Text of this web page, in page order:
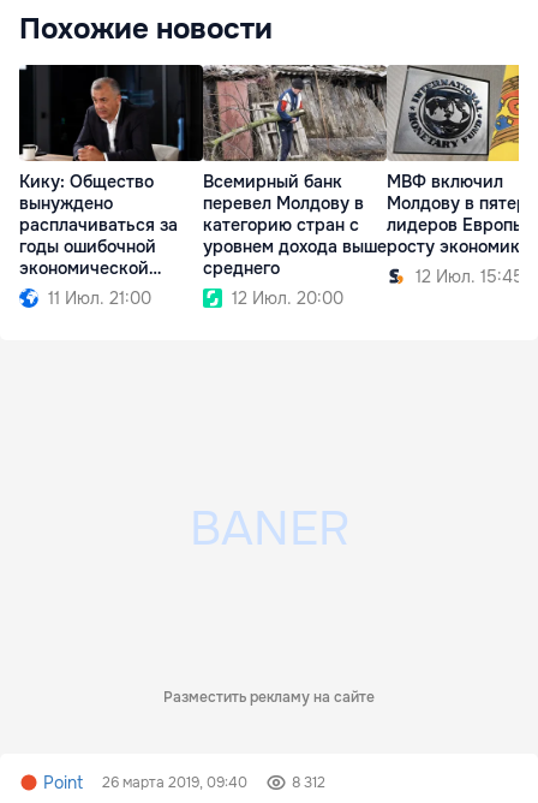
Похожие новости
Кику: Общество
вынуждено
расплачиваться за
годы ошибочной
экономической
политики
11 Июл. 21:00
Всемирный банк
перевел Молдову в
категорию стран с
уровнем дохода выше
среднего
12 Июл. 20:00
МВФ включил
Молдову в
лидеров Европы
росту экономики
12 Июл. 15:45
Разместить рекламу на сайте
Point 26 марта 2019, 09:40 8 312